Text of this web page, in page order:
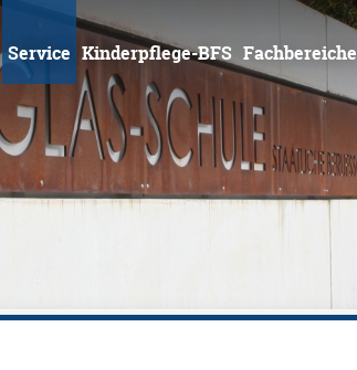
springen
Service Kinderpflege-BFS Fachbereiche